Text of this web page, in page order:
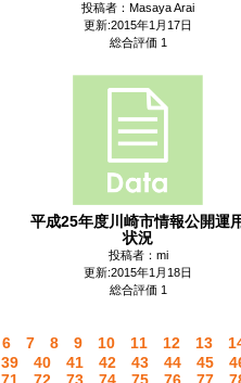
投稿者：Masaya Arai
更新:2015年1月17日
総合評価 1
平成25年度川崎市情報公開運
状況
投稿者：mi
更新:2015年1月18日
総合評価 1
6 7 8 9 10 11 12 13
39 40 41 42 43 44 45